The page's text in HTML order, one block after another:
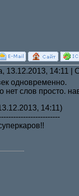
13.12.2013, 14:11
одновременно.
нет слов просто.
14:11)